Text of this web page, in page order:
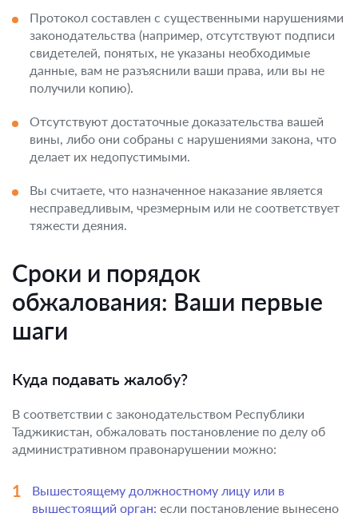
Протокол составлен с существенными нарушениями
законодательства (например, отсутствуют подписи
свидетелей, понятых, не указаны необходимые
данные, вам не разъяснили ваши права, или вы не
получили копию).
Отсутствуют достаточные доказательства вашей
вины, либо они собраны с нарушениями закона, что
делает их недопустимыми.
Вы считаете, что назначенное наказание является
несправедливым, чрезмерным или не соответствует
тяжести деяния.
Сроки и порядок
обжалования: Ваши первые
шаги
Куда подавать жалобу?
В соответствии с законодательством Республики
Таджикистан, обжаловать постановление по делу об
административном правонарушении можно:
Вышестоящему должностному лицу или в
вышестоящий орган: если постановление вынесено